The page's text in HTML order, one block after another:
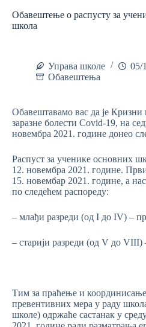
Обавештење о распусту за
школа
Управа школе
05/
Обавештења
Обавештавамо вас да је Кризни
заразне болести Covid-19, на
новембра 2021. године донео
Распуст за ученике основних
12. новембра 2021. године.
15. новембар 2021. године, а
по следећем распореду:
– млађи разреди (од I до IV) –
– старији разреди (од V до VIII)
Тим за праћење и
превентивних мера у раду
школе) одржаће састанак у